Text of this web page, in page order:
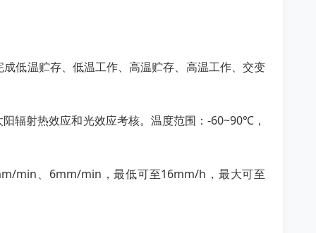
低温贮存、低温工作、高温贮存、高温工作、交变
辐射热效应和光效应考核。温度范围：-60~90℃，
min、6mm/min，最低可至16mm/h，最大可至